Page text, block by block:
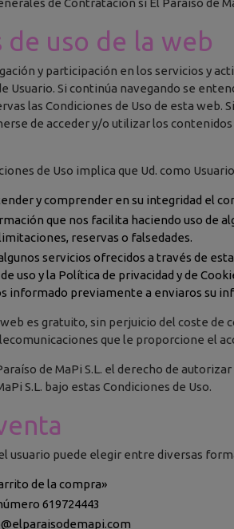
de Contratación si El Paraíso de
de uso de la web
y participación en los servicios y
Usuario. Si continúa navegando se
las Condiciones de Uso de esta web.
de acceder y/o utilizar los
de Uso implica que Ud. como
y comprender en su integridad el
que nos facilita haciendo uso de
reservas o falsedades.
servicios ofrecidos a través de
uso y la Política de privacidad y de
informado previamente a enviaros su
es gratuito, sin perjuicio del coste de
que le proporcione el
de MaPi S.L. el derecho de
S.L. bajo estas Condiciones de Uso.
usuario puede elegir entre diversas
de la compra»
619724443